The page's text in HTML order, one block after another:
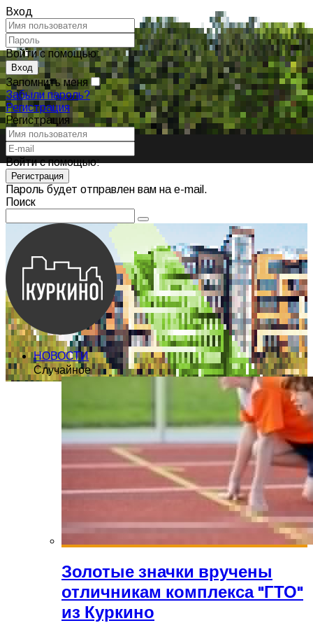
Вход
Войти с помощью:
Запомнить меня
Забыли пароль?
Регистрация
Регистрация
Войти с помощью:
Пароль будет отправлен вам на e-mail.
Поиск
НОВОСТИ
Случайное
Золотые значки вручены
отличникам комплекса "ГТО"
из Куркино